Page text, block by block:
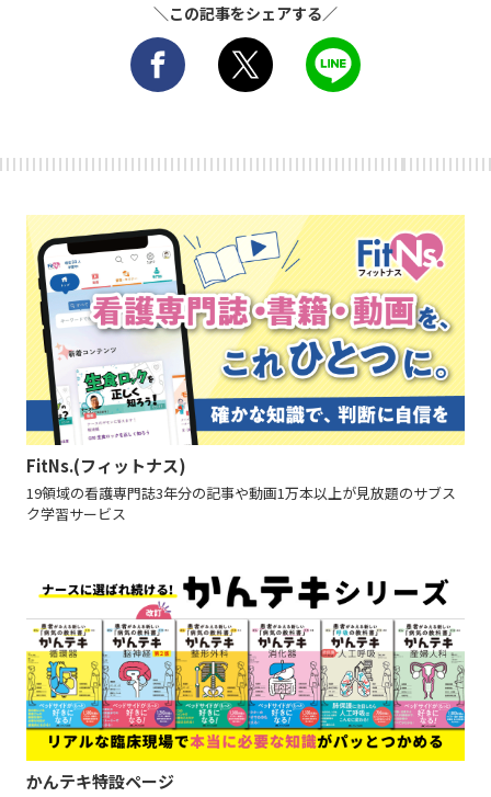
＼この記事をシェアする／
FitNs.(フィットナス)
19領域の看護専門誌3年分の記事や動画1万本以上が見放題のサブス
ク学習サービス
かんテキ特設ページ